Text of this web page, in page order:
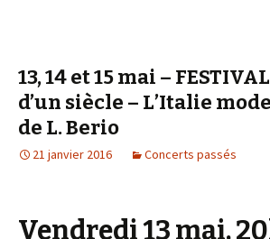
13, 14 et 15 mai –
d’un siècle – L’Italie
de L. Berio
21 janvier 2016 Concerts passés
Vendredi 13 mai,